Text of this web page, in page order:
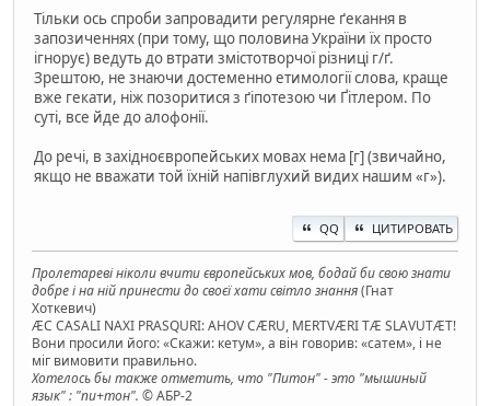
Тільки ось спроби запровадити регулярне ґекання в
запозиченнях (при тому, що половина України їх просто
ігнорує) ведуть до втрати змістотворчої різниці г/ґ.
Зрештою, не знаючи достеменно етимології слова, краще
вже гекати, ніж позоритися з ґіпотезою чи Ґітлером. По
суті, все йде до алофонії.
До речі, в західноєвропейських мовах нема [г] (звичайно,
якщо не вважати той їхній напівглухий видих нашим «г»).
QQ ЦИТИРОВАТЬ
Пролетареві ніколи вчити європейських мов, бодай би свою знати
добре і на ній принести до своєї хати світло знання(Гнат
Хоткевич)
ÆC CASALI NAXI PRASQURI: AHOV CÆRU, MERTVÆRI TÆ SLAVUTÆT!
Вони просили його: «Скажи: кетум», а він говорив: «сатем», і не
міг вимовити правильно.
Хотелось бы также отметить, что "Питон" - это "мышиный
язык" : "пи+тон". © АБР-2